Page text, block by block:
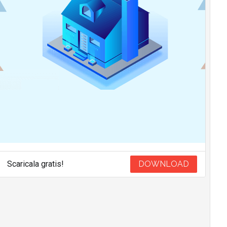
Scaricala gratis! DOWNLOAD